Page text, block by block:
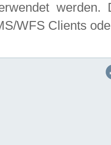
WFS Clients